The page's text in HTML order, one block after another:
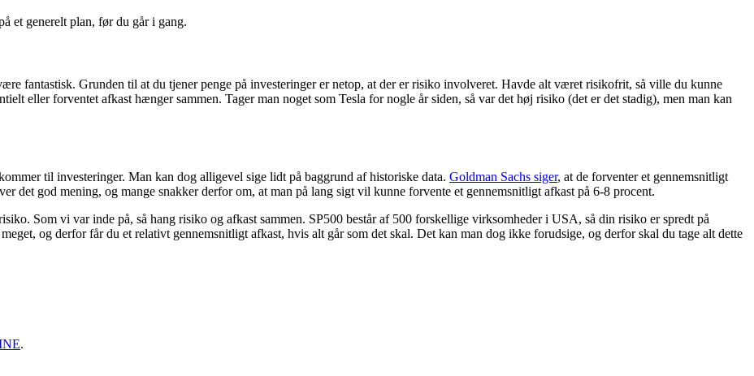
et generelt plan, før du går i gang.
fantastisk. Grunden til at du tjener penge på investeringer er netop, at der er risiko involveret. Havde alt været risikofrit, så ville du kunne
eller forventet afkast hænger sammen. Tager man noget som Tesla for nogle år siden, så var det høj risiko (det er det stadig), men man kan
til investeringer. Man kan dog alligevel sige lidt på baggrund af historiske data. Goldman Sachs siger, at de forventer et gennemsnitligt
det god mening, og mange snakker derfor om, at man på lang sigt vil kunne forvente et gennemsnitligt afkast på 6-8 procent.
Som vi var inde på, så hang risiko og afkast sammen. SP500 består af 500 forskellige virksomheder i USA, så din risiko er spredt på
og derfor får du et relativt gennemsnitligt afkast, hvis alt går som det skal. Det kan man dog ikke forudsige, og derfor skal du tage alt dette
.